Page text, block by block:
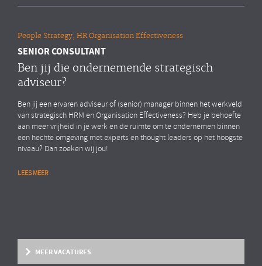
People Strategy, HR Organisation Effectiveness
SENIOR CONSULTANT
Ben jij die ondernemende strategisch
adviseur?
Ben jij een ervaren adviseur of (senior) manager binnen het werkveld
van strategisch HRM en Organisation Effectiveness? Heb je behoefte
aan meer vrijheid in je werk en de ruimte om te ondernemen binnen
een hechte omgeving met experts en thought leaders op het hoogste
niveau? Dan zoeken wij jou!
LEES MEER
SENIOR CONSULTANT
Ben jij die ondernemende strategisch
MEER VACATURES